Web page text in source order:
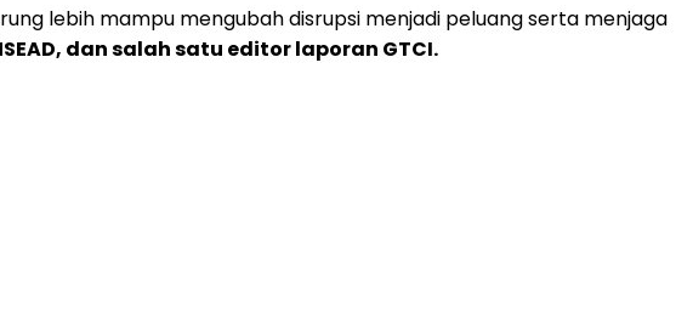
lebih mampu mengubah disrupsi menjadi peluang serta menjaga
dan salah satu editor laporan GTCI.